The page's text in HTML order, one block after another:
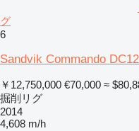
グ
6
Sandvik Commando
￥12,750,000 €70,000 ≈
掘削リグ
2014
4,608 m/h